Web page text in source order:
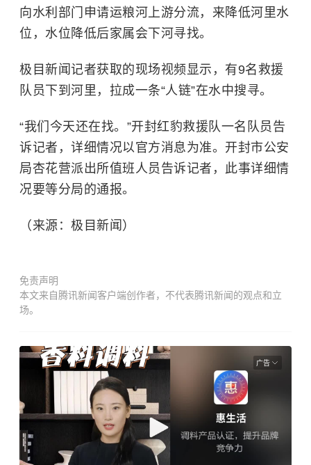
向水利部门申请运粮河上游分流，来降低河里水
位，水位降低后家属会下河寻找。
极目新闻记者获取的现场视频显示，有9名救援
队员下到河里，拉成一条“人链”在水中搜寻。
“我们今天还在找。”开封红豹救援队一名队员告
诉记者，详细情况以官方消息为准。开封市公安
局杏花营派出所值班人员告诉记者，此事详细情
况要等分局的通报。
（来源：极目新闻）
免责声明
本文来自腾讯新闻客户端创作者，不代表腾讯新闻的观点和立
场。
广告